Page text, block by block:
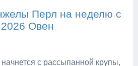
Перл на неделю с
Овен
с рассыпанной крупы,